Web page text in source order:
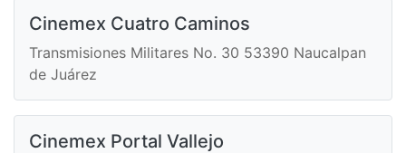
Cinemex Cuatro Caminos
Transmisiones Militares No. 30 53390 Naucalpan
de Juárez
Cinemex Portal Vallejo